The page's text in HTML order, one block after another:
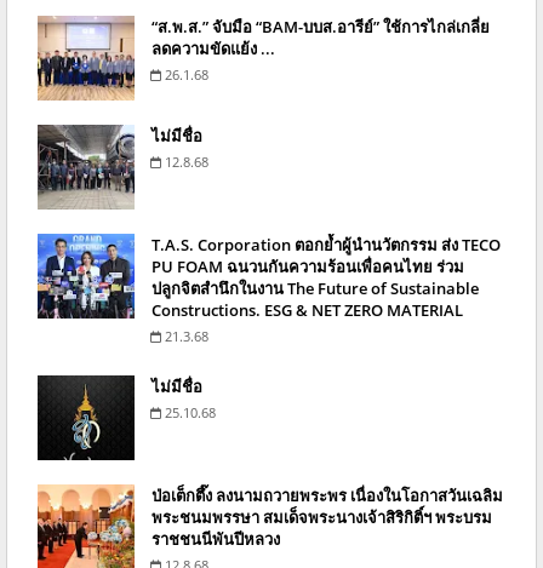
“ส.พ.ส.” จับมือ “BAM-บบส.อารีย์” ใช้การไกล่เกลี่ย
ลดความขัดแย้ง ...
26.1.68
ไม่มีชื่อ
12.8.68
T.A.S. Corporation ตอกย้ำผู้นำนวัตกรรม ส่ง TECO
PU FOAM ฉนวนกันความร้อนเพื่อคนไทย ร่วม
ปลูกจิตสำนึกในงาน The Future of Sustainable
Constructions. ESG & NET ZERO MATERIAL
21.3.68
ไม่มีชื่อ
25.10.68
ป่อเต็กตึ๊ง ลงนามถวายพระพร เนื่องในโอกาสวันเฉลิม
พระชนมพรรษา สมเด็จพระนางเจ้าสิริกิติ์ฯ พระบรม
ราชชนนีพันปีหลวง